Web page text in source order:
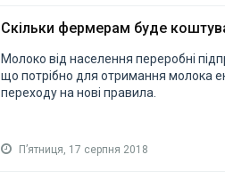
Скільки фермерам буде
Молоко від населення переробні
що потрібно для отримання молока
переходу на нові правила.
Пʼятниця, 17 серпня 2018